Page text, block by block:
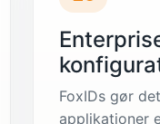
FoxIDs gør
applikationer